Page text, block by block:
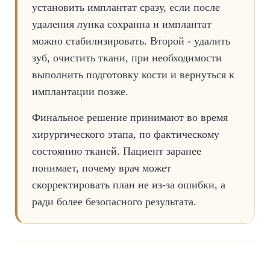
установить имплантат сразу, если после
удаления лунка сохранна и имплантат
можно стабилизировать. Второй - удалить
зуб, очистить ткани, при необходимости
выполнить подготовку кости и вернуться к
имплантации позже.
Финальное решение принимают во время
хирургического этапа, по фактическому
состоянию тканей. Пациент заранее
понимает, почему врач может
скорректировать план не из-за ошибки, а
ради более безопасного результата.